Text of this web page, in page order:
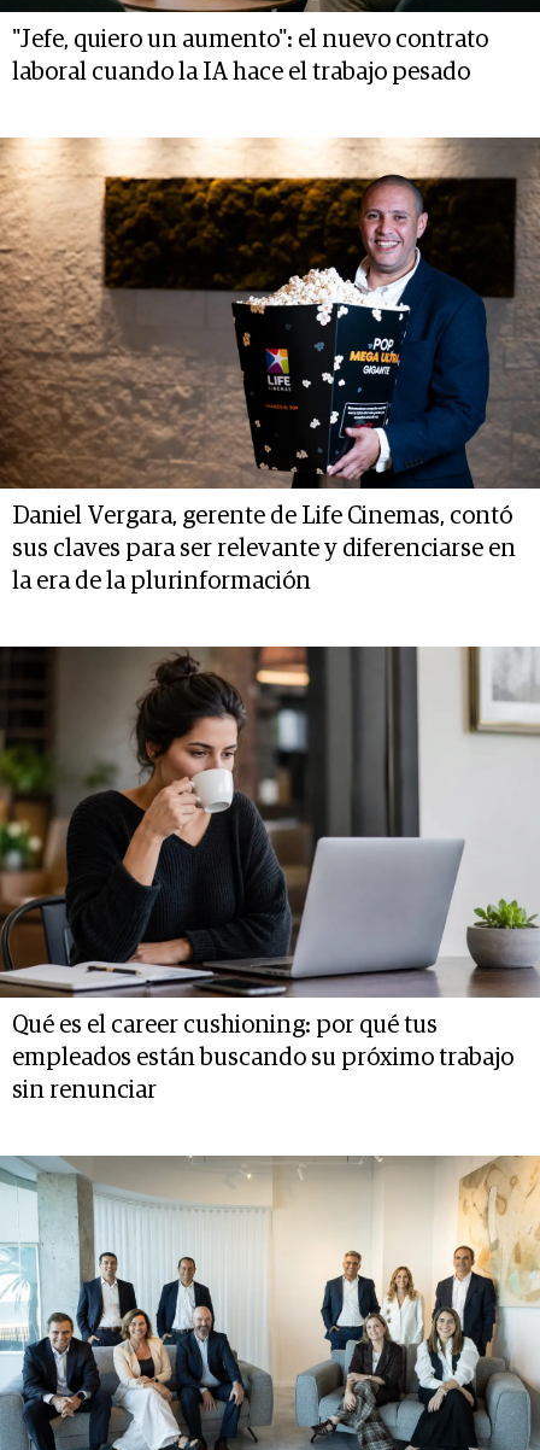
"Jefe, quiero un aumento": el nuevo contrato
laboral cuando la IA hace el trabajo pesado
Daniel Vergara, gerente de Life Cinemas, contó
sus claves para ser relevante y diferenciarse en
la era de la plurinformación
Qué es el career cushioning: por qué tus
empleados están buscando su próximo trabajo
sin renunciar